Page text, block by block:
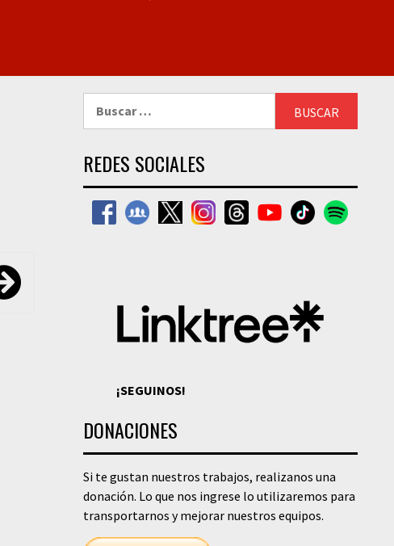
REDES SOCIALES
¡SEGUINOS!
DONACIONES
Si te gustan nuestros trabajos, realizanos una
donación. Lo que nos ingrese lo utilizaremos para
transportarnos y mejorar nuestros equipos.